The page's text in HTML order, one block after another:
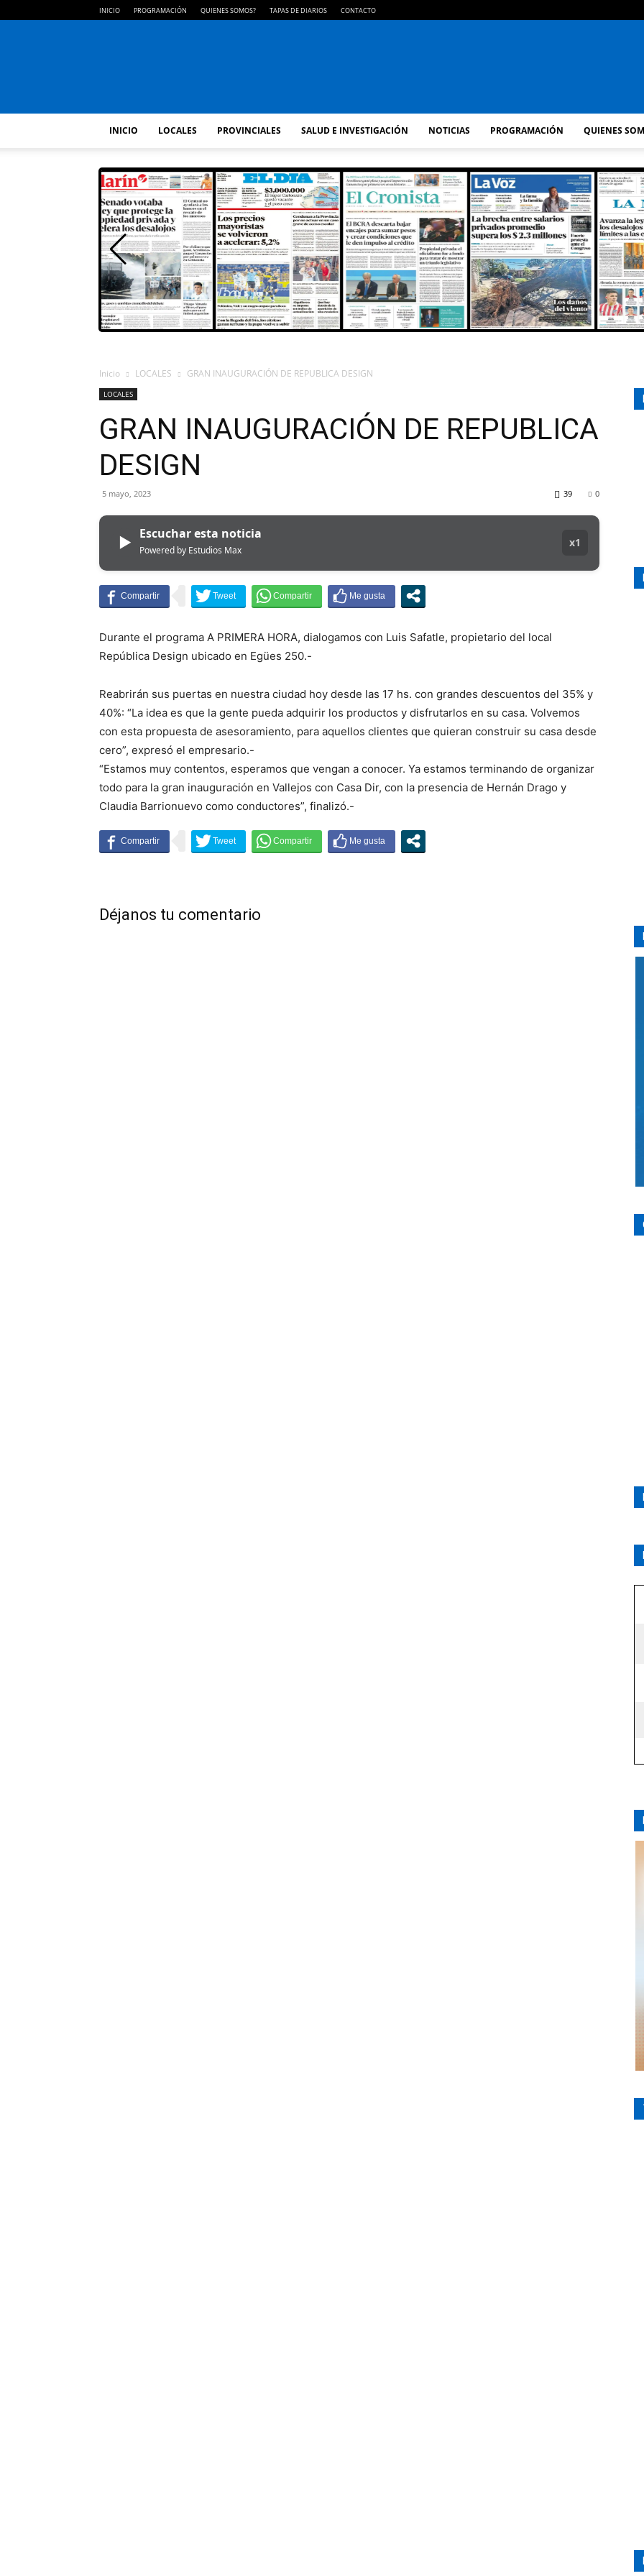
INICIO PROGRAMACIÓN QUIENES SOMOS? TAPAS DE DIARIOS CONTACTO
FM
GOLD
ORAN
INICIO LOCALES PROVINCIALES SALUD E INVESTIGACIÓN NOTICIAS PROGRAMACIÓN QUIENES
Inicio LOCALES GRAN INAUGURACIÓN DE REPUBLICA DESIGN
LOCALES
GRAN INAUGURACIÓN DE REPUBLICA
DESIGN
5 mayo, 2023 0
39
▶ Escuchar esta noticia
Powered by Estudios Max
x1
Durante el programa A PRIMERA HORA, dialogamos con Luis Safatle, propietario del local
República Design ubicado en Egües 250.-
Reabrirán sus puertas en nuestra ciudad hoy desde las 17 hs. con grandes descuentos del 35% y
40%: “La idea es que la gente pueda adquirir los productos y disfrutarlos en su casa. Volvemos
con esta propuesta de asesoramiento, para aquellos clientes que quieran construir su casa desde
cero”, expresó el empresario.-
“Estamos muy contentos, esperamos que vengan a conocer. Ya estamos terminando de organizar
todo para la gran inauguración en Vallejos con Casa Dir, con la presencia de Hernán Drago y
Claudia Barrionuevo como conductores”, finalizó.-
Déjanos tu comentario